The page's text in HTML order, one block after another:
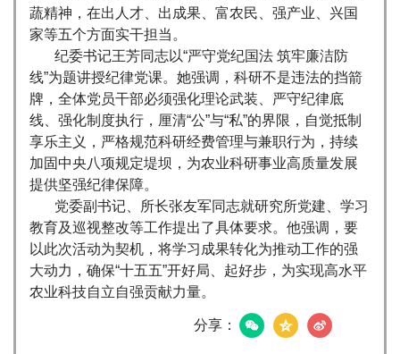
蔬精神，在出人才、出成果、富农民、强产业、兴国
家等五个方面实干担当。
纪委书记王芳同志以“严守党纪国法 筑牢廉洁防
线”为题讲授纪律党课。她强调，科研不是违法的挡箭
牌，全体党员干部必须强化理论武装、严守纪律底
线、强化制度执行，厘清“公”与“私”的界限，自觉抵制
享乐主义，严格规范科研经费管理与兼职行为，持续
加固中央八项规定堤坝，为农业科研事业高质量发展
提供坚强纪律保障。
党委副书记、所长张友军同志就研究所党建、学习
教育及巡视整改等工作提出了具体要求。他强调，要
以此次活动为契机，将学习成果转化为推动工作的强
大动力，确保“十五五”开好局、起好步，为实现高水平
农业科技自立自强贡献力量。
分享：